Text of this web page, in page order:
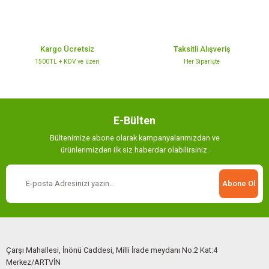
Kargo Ücretsiz
1500TL + KDV ve üzeri
Taksitli Alışveriş
Her Siparişte
E-Bülten
Bültenimize abone olarak kampanyalarımızdan ve
ürünlerimizden ilk siz haberdar olabilirsiniz.
Abone Ol
Çarşı Mahallesi, İnönü Caddesi, Milli İrade meydanı No:2 Kat:4
Merkez/ARTVİN